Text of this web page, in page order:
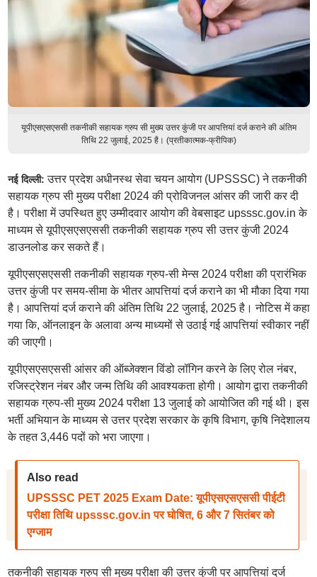
यूपीएसएसएससी तकनीकी सहायक ग्रुप सी मुख्य उत्तर कुंजी पर आपत्तियां दर्ज कराने की अंतिम
तिथि 22 जुलाई, 2025 है। (प्रतीकात्मक-फ्रीपिक)
नई दिल्ली: उत्तर प्रदेश अधीनस्थ सेवा चयन आयोग (UPSSSC) ने तकनीकी
सहायक ग्रुप सी मुख्य परीक्षा 2024 की प्रोविजनल आंसर की जारी कर दी
है। परीक्षा में उपस्थित हुए उम्मीदवार आयोग की वेबसाइट upsssc.gov.in के
माध्यम से यूपीएसएसएससी तकनीकी सहायक ग्रुप सी उत्तर कुंजी 2024
डाउनलोड कर सकते हैं।
यूपीएसएसएससी तकनीकी सहायक ग्रुप-सी मेन्स 2024 परीक्षा की प्रारंभिक
उत्तर कुंजी पर समय-सीमा के भीतर आपत्तियां दर्ज कराने का भी मौका दिया गया
है। आपत्तियां दर्ज कराने की अंतिम तिथि 22 जुलाई, 2025 है। नोटिस में कहा
गया कि, ऑनलाइन के अलावा अन्य माध्यमों से उठाई गई आपत्तियां स्वीकार नहीं
की जाएगी।
यूपीएसएसएससी आंसर की ऑब्जेक्शन विंडो लॉगिन करने के लिए रोल नंबर,
रजिस्ट्रेशन नंबर और जन्म तिथि की आवश्यकता होगी। आयोग द्वारा तकनीकी
सहायक ग्रुप-सी मुख्य 2024 परीक्षा 13 जुलाई को आयोजित की गई थी। इस
भर्ती अभियान के माध्यम से उत्तर प्रदेश सरकार के कृषि विभाग, कृषि निदेशालय
के तहत 3,446 पदों को भरा जाएगा।
Also read
UPSSSC PET 2025 Exam Date: यूपीएसएसएससी पीईटी
परीक्षा तिथि upsssc.gov.in पर घोषित, 6 और 7 सितंबर को
एग्जाम
तकनीकी सहायक ग्रुप सी मुख्य परीक्षा की उत्तर कुंजी पर आपत्तियां दर्ज